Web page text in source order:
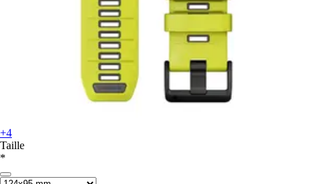
+4
Taille
*